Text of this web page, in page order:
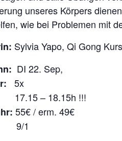
unseres Körpers
wie bei Problemen mit
Sylvia Yapo, Qi Gong
DI 22. Sep,
5x
– 18.15h !!!
55€ / erm. 49€
1